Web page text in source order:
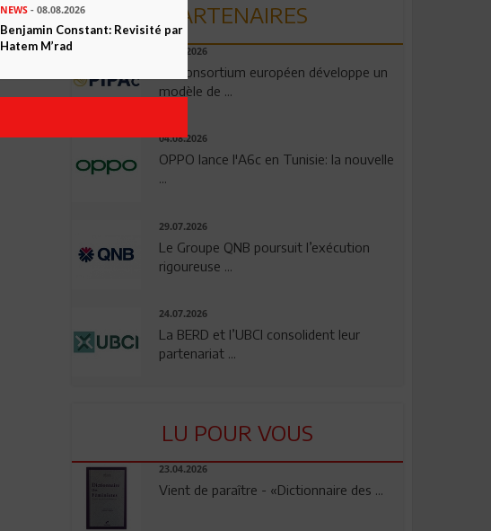
PARTENAIRES
06.08.2026
Un consortium européen développe un
modèle de ...
04.08.2026
OPPO lance l'A6c en Tunisie: la nouvelle
...
29.07.2026
Le Groupe QNB poursuit l’exécution
rigoureuse ...
24.07.2026
La BERD et l’UBCI consolident leur
partenariat ...
LU POUR VOUS
23.04.2026
Vient de paraître - «Dictionnaire des ...
NEWS- 08.08.2026
Benjamin Constant: Revisité par
Hatem M’rad